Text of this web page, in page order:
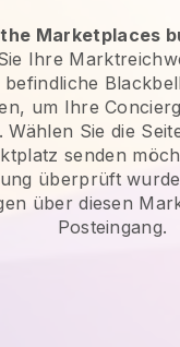
Marketplaces
Ihre
um Ihre
Wählen Sie die
senden
überprüft
über diesen
Posteingang.